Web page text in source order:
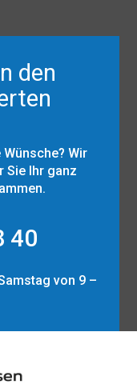
den
Wir
Sie Ihr ganz
40
von 9 –